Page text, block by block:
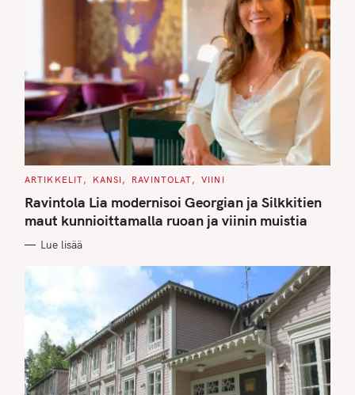
C
T
E
G
O
I
ARTIKKELIT KANSI RAVINTOLAT VIINI
Ravintola Lia modernisoi Georgian ja Silkkitien
maut kunnioittamalla ruoan ja viinin muistia
Lue lisää